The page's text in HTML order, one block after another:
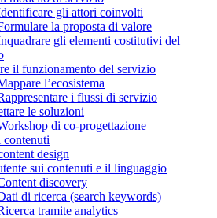
gli attori coinvolti
la proposta di valore
gli elementi costitutivi del
il funzionamento del servizio
l’ecosistema
i flussi di servizio
le soluzioni
di co-progettazione
contenuti
design
sui contenuti e il linguaggio
discovery
di ricerca (search keywords)
tramite analytics